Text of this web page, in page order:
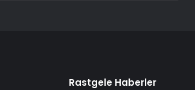
Rastgele Haberler